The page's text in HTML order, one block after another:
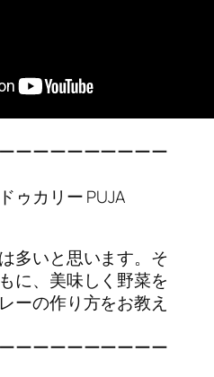
ーーーーーーーーー
ゥカリー PUJA
多いと思います。そ
に、美味しく野菜を
ーの作り方をお教え
ーーーーーーーーー